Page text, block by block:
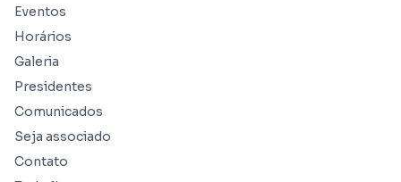
Eventos
Horários
Galeria
Presidentes
Comunicados
Seja associado
Contato